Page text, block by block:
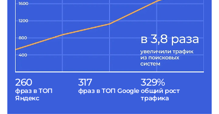
260
фраз в ТОП
Яндекс
317
фраз в ТОП Google
329%
общий рост
трафика